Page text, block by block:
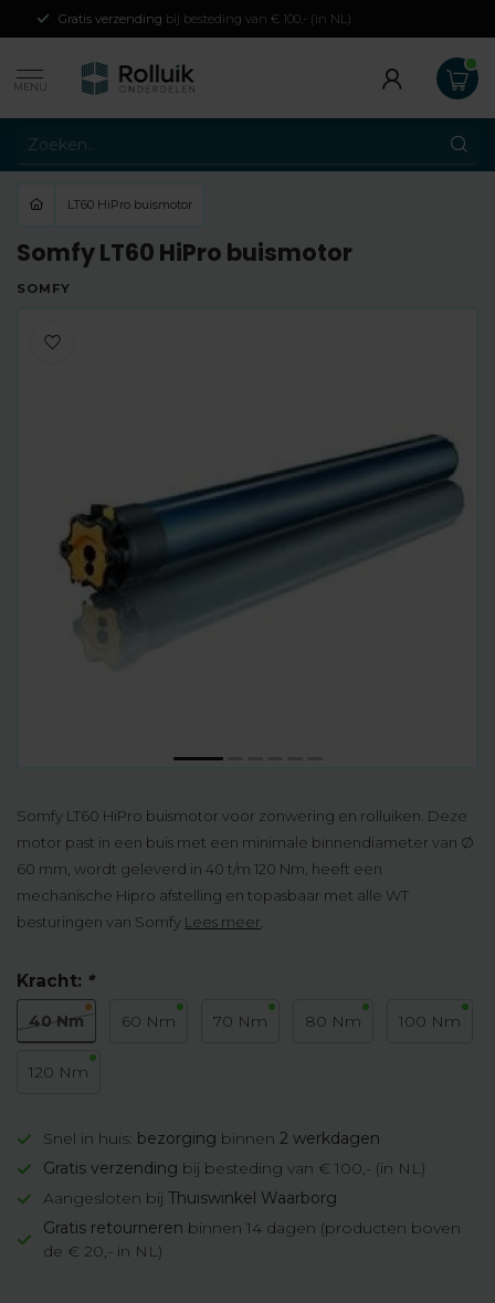
Gratis verzending bij besteding van € 100,- (in NL)
MENU
LT60 HiPro buismotor
Somfy LT60 HiPro buismotor
SOMFY
Somfy LT60 HiPro buismotor voor zonwering en rolluiken. Deze
motor past in een buis met een minimale binnendiameter van Ø
60 mm, wordt geleverd in 40 t/m 120 Nm, heeft een
mechanische Hipro afstelling en topasbaar met alle WT
besturingen van Somfy Lees meer
Kracht: *
40 Nm 60 Nm 70 Nm 80 Nm 100 Nm
120 Nm
Snel in huis: bezorging binnen 2 werkdagen
Gratis verzending bij besteding van € 100,- (in NL)
Aangesloten bij Thuiswinkel Waarborg
Gratis retourneren binnen 14 dagen (producten boven
de € 20,- in NL)